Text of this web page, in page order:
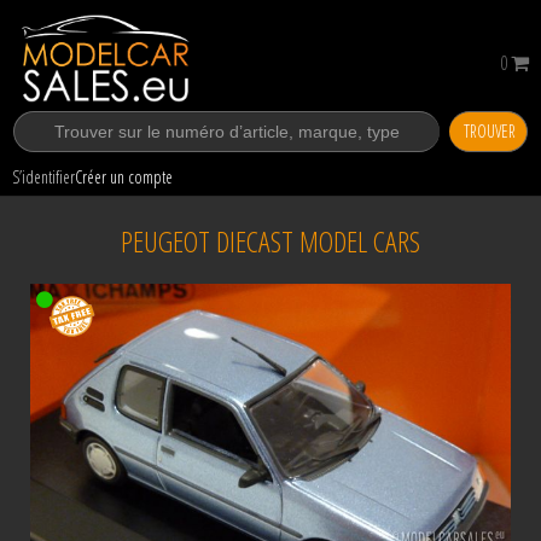
TROUVER
S’identifierCréer un compte
0
PEUGEOT DIECAST MODEL CARS